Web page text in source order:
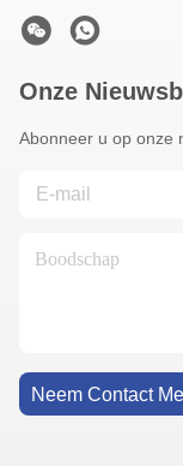
Onze
Abonneer u op onze
Neem Contact